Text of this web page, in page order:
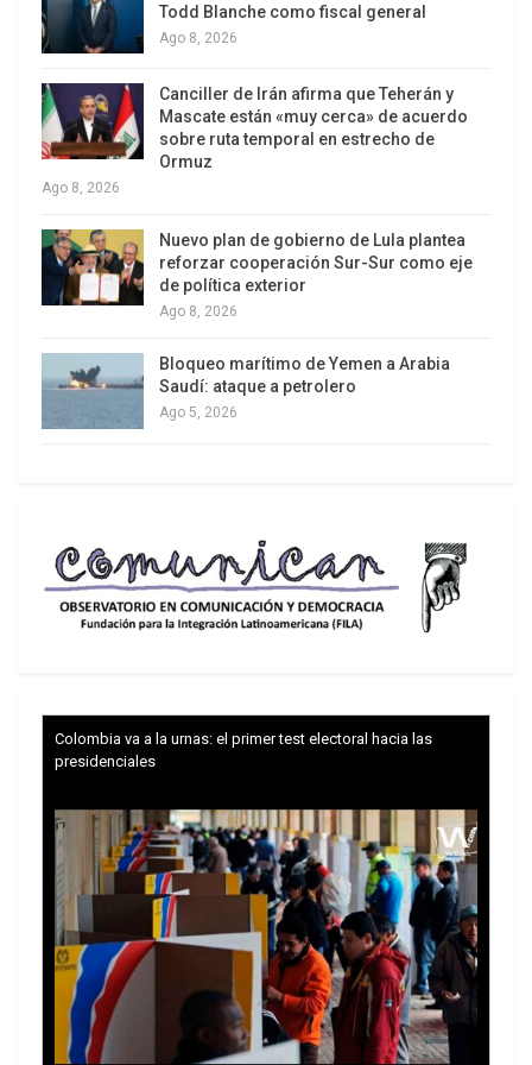
serán tres (trabajo, capital y tierra) y hacia finales
neoclásica la economía liberal, sólo se aceptaron
dos factores productivos (capital y trabajo). Los
neoclásicos si bien reconocieron las rentas
ricardianas, aceptaron que el Estado, vía los
impuestos, podía anular sus efectos económicos
negativos sobre la acumulación de capital.
De esta manera los recursos naturales y su
perdieron importancia en la ecuación productiva
de los economistas modernos. Pero también en la
realidad económica los capitalistas lograron
comercio en sus relaciones económica
internacionales y de esta manera, la producción
primaria tercermundista comenzó a invadir los
Había nacido la división clásica internacional del
trabajo. Lo paradójico de esta división del trabajo
fue que la renta del suelo minimizada por la
ciencia económica en las economías
desarrolladas, reapareció con mucho vigor en las
economías tercermundistas. Esto fue lo que
aconteció en la economía venezolana con la
entronización de la explotación petrolera.
La economía venezolana que venía dando tumbos
Todd Blanche como fiscal general
Ago 8, 2026
Canciller de Irán afirma que Teherán y
Mascate están «muy cerca» de acuerdo
sobre ruta temporal en estrecho de
Ormuz
Ago 8, 2026
Nuevo plan de gobierno de Lula plantea
reforzar cooperación Sur-Sur como eje
de política exterior
Ago 8, 2026
Bloqueo marítimo de Yemen a Arabia
Saudí: ataque a petrolero
Ago 5, 2026
Colombia va a la urnas: el primer test electoral hacia las
presidenciales